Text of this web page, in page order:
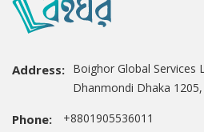
Address: Boighor Global Services
Dhanmondi Dhaka
Phone: +8801905536011